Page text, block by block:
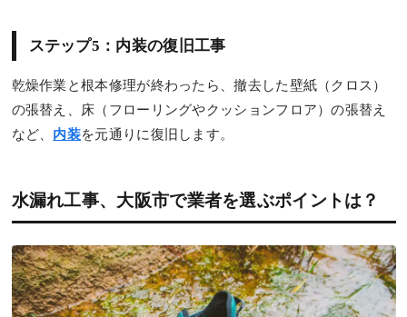
ステップ5：内装の復旧工事
乾燥作業と根本修理が終わったら、撤去した壁紙（クロス）
の張替え、床（フローリングやクッションフロア）の張替え
など、 内装を元通りに復旧します。
水漏れ工事、大阪市で業者を選ぶポイントは？